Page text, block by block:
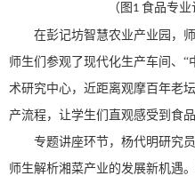
（图 1 食品专业
在彭记坊智慧农业产业园，
师生们参观了现代化生产车间、 “
术研究中心，近距离观摩百年老
产流程，让学生们直观感受到 食
专题讲座环节，杨代明研究
师生解析湘菜产业的发展新机遇